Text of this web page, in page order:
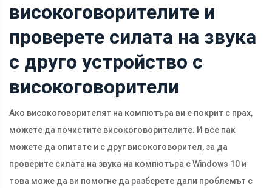
високоговорителите и
проверете силата на звука
с друго устройство с
високоговорители
Ако високоговорителят на компютъра ви е покрит с прах,
можете да почистите високоговорителите. И все пак
можете да опитате и с друг високоговорител, за да
проверите силата на звука на компютъра с Windows 10 и
това може да ви помогне да разберете дали проблемът с